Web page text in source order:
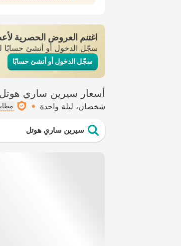
اغتنم العروض الحصرية
سجّل الدخول أو أنشئ
سجّل الدخول أو أنشئ حسابًا
أسعار سيرين ساري هوتل
شخصان ليلة واحدة
سيرين ساري هوتل